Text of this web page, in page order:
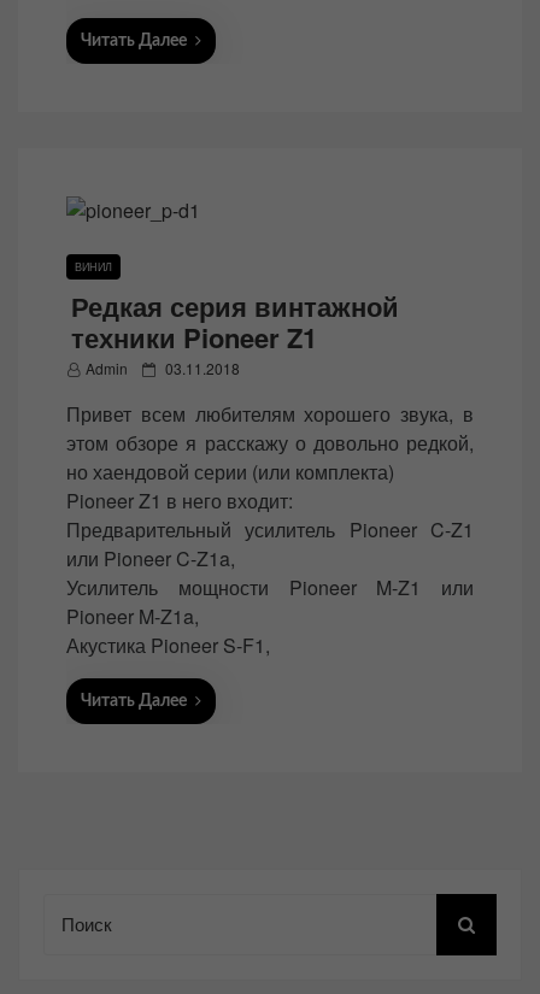
Читать Далее
ВИНИЛ
Редкая серия винтажной
техники Pioneer Z1
Admin
P
s
t
e
d
o
n
03.11.2018
Привет всем любителям хорошего звука, в
этом обзоре я расскажу о довольно редкой,
но хаендовой серии (или комплекта)
Pioneer Z1 в него входит:
Предварительный усилитель Pioneer C-Z1
или Pioneer C-Z1a,
Усилитель мощности Pioneer M-Z1 или
Pioneer M-Z1a,
Акустика Pioneer S-F1,
Читать Далее